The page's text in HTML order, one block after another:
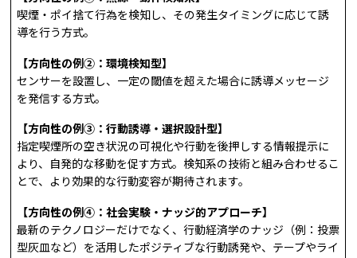
喫煙・ポイ捨て行為を検知し、その発生タイミングに応じて誘
導を行う方式。
【方向性の例②：環境検知型】
センサーを設置し、一定の閾値を超えた場合に誘導メッセージ
を発信する方式。
【方向性の例③：行動誘導・選択設計型】
指定喫煙所の空き状況の可視化や行動を後押しする情報提示に
より、自発的な移動を促す方式。検知系の技術と組み合わせるこ
とで、より効果的な行動変容が期待されます。
【方向性の例④：社会実験・ナッジ的アプローチ】
最新のテクノロジーだけでなく、行動経済学のナッジ（例：投票
型灰皿など）を活用したポジティブな行動誘発や、テープやライ